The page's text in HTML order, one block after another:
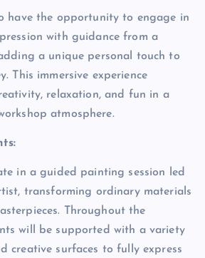
have the opportunity to engage in
with guidance from a
a unique personal touch to
This immersive experience
relaxation, and fun in a
atmosphere.
in a guided painting session led
transforming ordinary materials
Throughout the
will be supported with a variety
creative surfaces to fully express